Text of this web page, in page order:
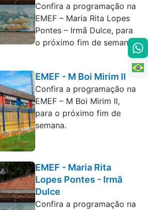
Confira a programação na
EMEF – Maria Rita Lopes
Pontes – Irmã Dulce, para
o próximo fim de semana.
EMEF - M Boi Mirim II
Confira a programação na
EMEF – M Boi Mirim II,
para o próximo fim de
semana.
EMEF - Maria Rita
Lopes Pontes - Irmã
Dulce
Confira a programação na